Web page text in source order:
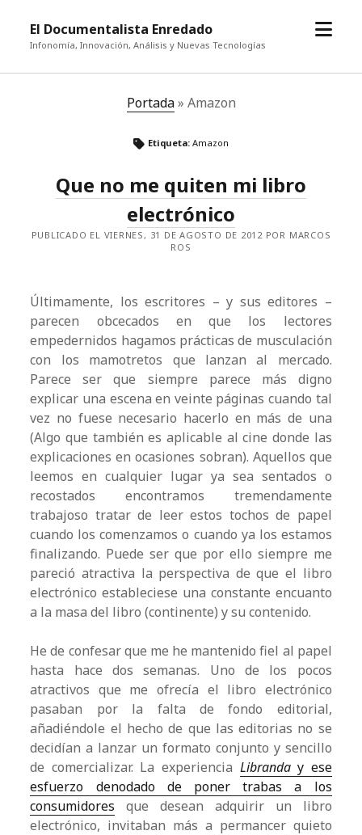
El Documentalista Enredado
Infonomía, Innovación, Análisis y Nuevas Tecnologías
abrir
Portada» Amazon
Etiqueta: Amazon
Que no me quiten mi libro
electrónico
PUBLICADO EL VIERNES, 31 DE AGOSTO DE 2012 POR MARCOS
ROS
Últimamente, los escritores – y sus editores –
parecen obcecados en que los lectores
empedernidos hagamos prácticas de musculación
con los mamotretos que lanzan al mercado.
Parece ser que siempre parece más digno
explicar una escena en veinte páginas cuando tal
vez no fuese necesario hacerlo en más de una
(Algo que también es aplicable al cine donde las
explicaciones en ocasiones sobran). Aquellos que
leemos en cualquier lugar ya sea sentados o
recostados encontramos tremendamente
trabajoso tratar de leer estos tochos de papel
cuando los comenzamos o cuando ya los estamos
finalizando. Puede ser que por ello siempre me
pareció atractiva la perspectiva de que el libro
electrónico estableciese una constante encuanto
a la masa del libro (continente) y su contenido.
He de confesar que me he mantenido fiel al papel
hasta hace dos semanas. Uno de los pocos
atractivos que me ofrecía el libro electrónico
pasaban por la falta de fondo editorial,
añadiéndole el hecho de que las editorias no se
decidían a lanzar un formato conjunto y sencillo
de comercializar. La experiencia Libranday ese
esfuerzo denodado de poner trabas a los
consumidores que desean adquirir un libro
electrónico, invitaban más a permancer quieto